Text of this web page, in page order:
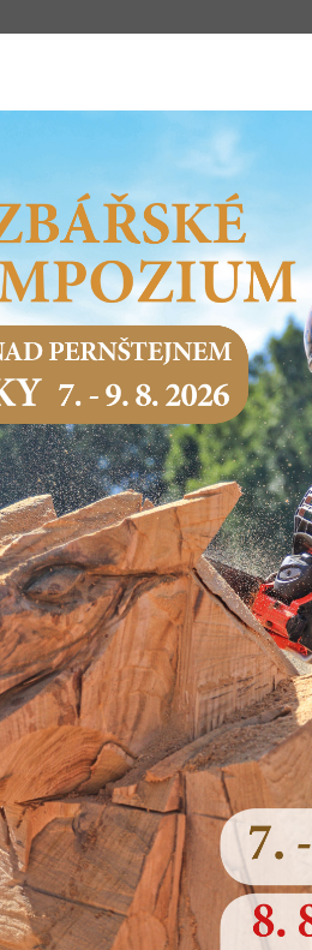
PODNIKÁNÍ
Město a samospráva Dotace
STEZKA PŘI LOMU
projektu je podpora projektů
2014-2020